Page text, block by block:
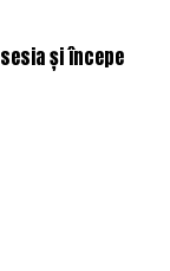
și începe